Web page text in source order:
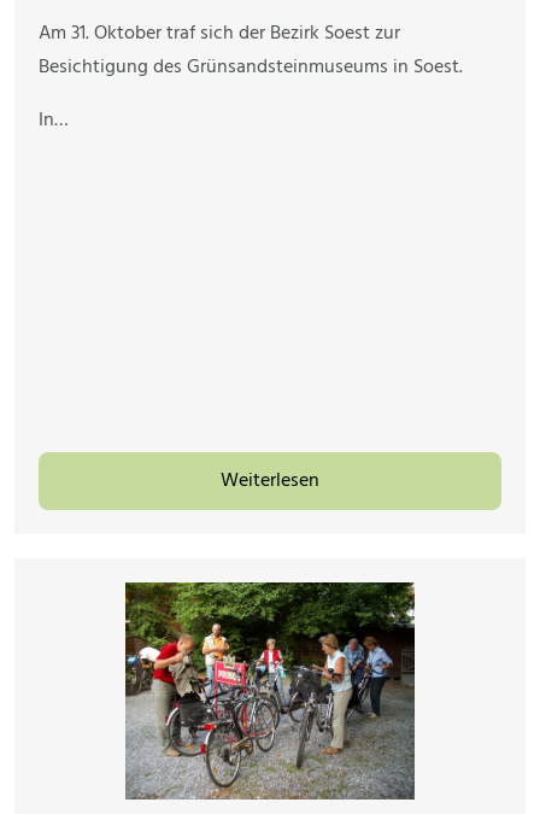
Am 31. Oktober traf sich der Bezirk Soest zur
Besichtigung des Grünsandsteinmuseums in Soest.
In…
Weiterlesen